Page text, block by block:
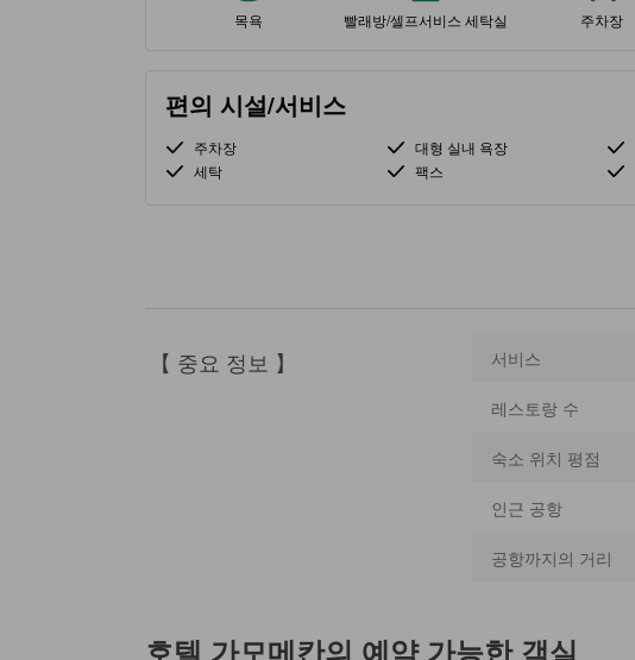
목욕 빨래방/셀프서비스 세탁실 주차장
편의 시설/서비스
주차장 대형 실내 욕장
세탁
팩스
【 중요 정보 】 서비스
레스토랑 수
숙소 위치 평점
인근 공항
공항까지의 거리
호텔 가모메칸의 예약 가능한 객실